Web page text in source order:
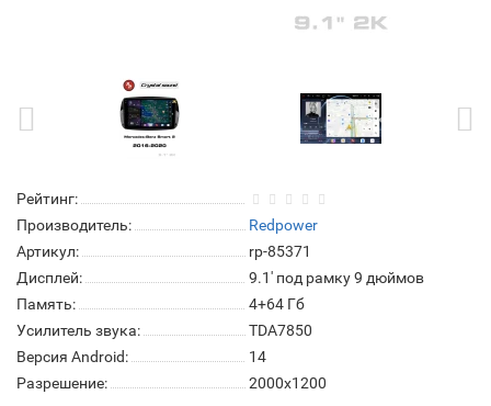
Рейтинг:
Производитель:
Redpower
Артикул:
rp-85371
Дисплей:
9.1' под рамку 9 дюймов
Память:
4+64 Гб
Усилитель звука:
TDA7850
Версия Android:
14
Разрешение:
2000x1200